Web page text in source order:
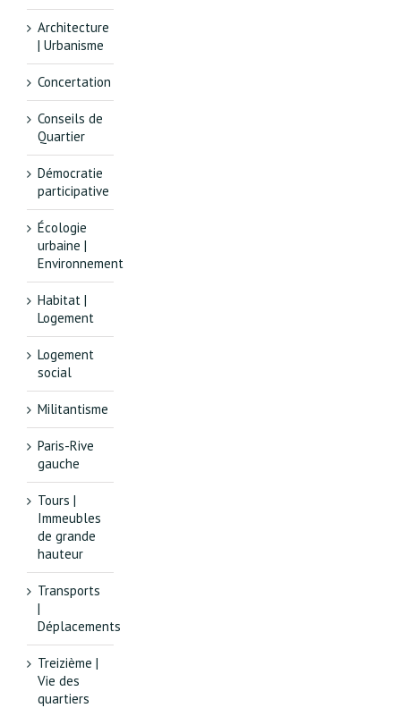
Architecture
| Urbanisme
Concertation
Conseils de
Quartier
Démocratie
participative
Écologie
urbaine |
Environnement
Habitat |
Logement
Logement
social
Militantisme
Paris-Rive
gauche
Tours |
Immeubles
de grande
hauteur
Transports
|
Déplacements
Treizième |
Vie des
quartiers